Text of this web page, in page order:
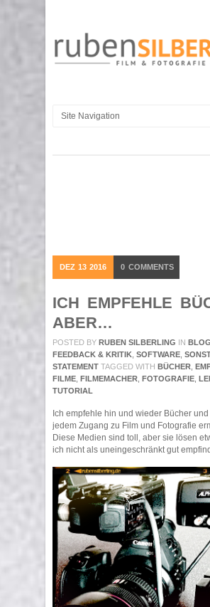
DEZ 13 2016 0 COMMENTS
ICH EMPFEHLE
ABER…
POSTED BY RUBEN SILBERLING IN BLOG
FEEDBACK & KRITIK SOFTWARE
STATEMENT TAGGED WITH BÜCHER
FILME FILMEMACHER FOTOGRAFIE
TUTORIAL
Ich empfehle hin und wieder Bücher
jedem Zugang zu Film und Fotografie
Diese Medien sind toll, aber sie lösen
ich nicht als uneingeschränkt gut